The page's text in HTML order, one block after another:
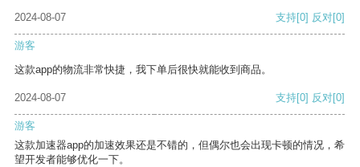
2024-08-07 支持[0] 反对[0]
游客
这款app的物流非常快捷，我下单后很快就能收到商品。
2024-08-07 支持[0] 反对[0]
游客
这款加速器app的加速效果还是不错的，但偶尔也会出现卡顿的情况，希
望开发者能够优化一下。